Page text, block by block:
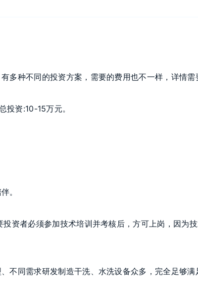
多种不同的投资方案，需要的费用也不一样，详情需
资:10-15万元。
。
资者必须参加技术培训并考核后，方可上岗，因为
不同需求研发制造干洗、水洗设备众多，完全足够满